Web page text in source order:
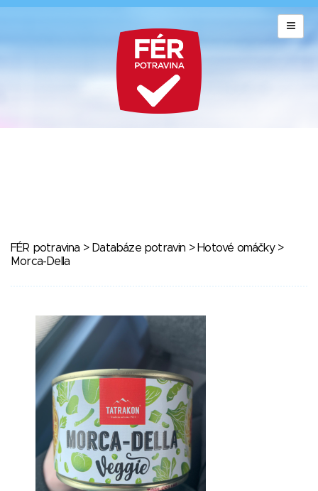
FÉR potravina > Databáze potravin > Hotové omáčky>
Morca-Della